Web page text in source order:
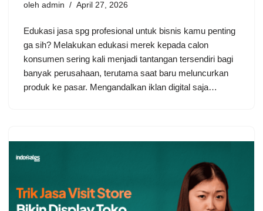
oleh admin April 27, 2026
Edukasi jasa spg profesional untuk bisnis kamu penting
ga sih? Melakukan edukasi merek kepada calon
konsumen sering kali menjadi tantangan tersendiri bagi
banyak perusahaan, terutama saat baru meluncurkan
produk ke pasar. Mengandalkan iklan digital saja…